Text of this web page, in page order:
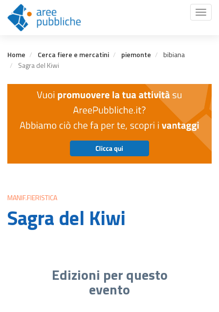
contenuto
principale
Toggle
Home Cerca fiere e mercatini piemonte
bibiana
Sagra del Kiwi
MANIF.FIERISTICA
Sagra del Kiwi
Edizioni per questo
evento